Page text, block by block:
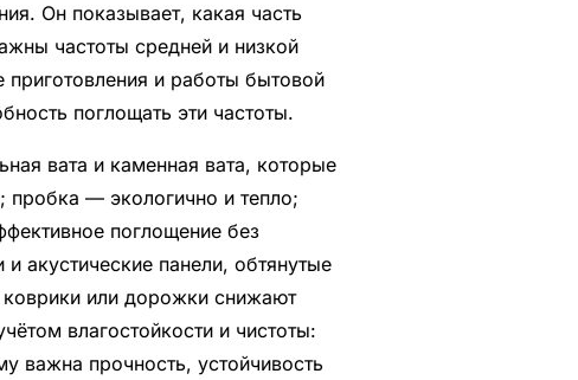
Он показывает, какая часть
частоты средней и низкой
и работы бытовой
поглощать эти частоты.
вата и каменная вата, которые
пробка — экологично и тепло;
поглощение без
акустические панели, обтянутые
коврики или дорожки снижают
влагостойкости и чистоты:
важна прочность, устойчивость